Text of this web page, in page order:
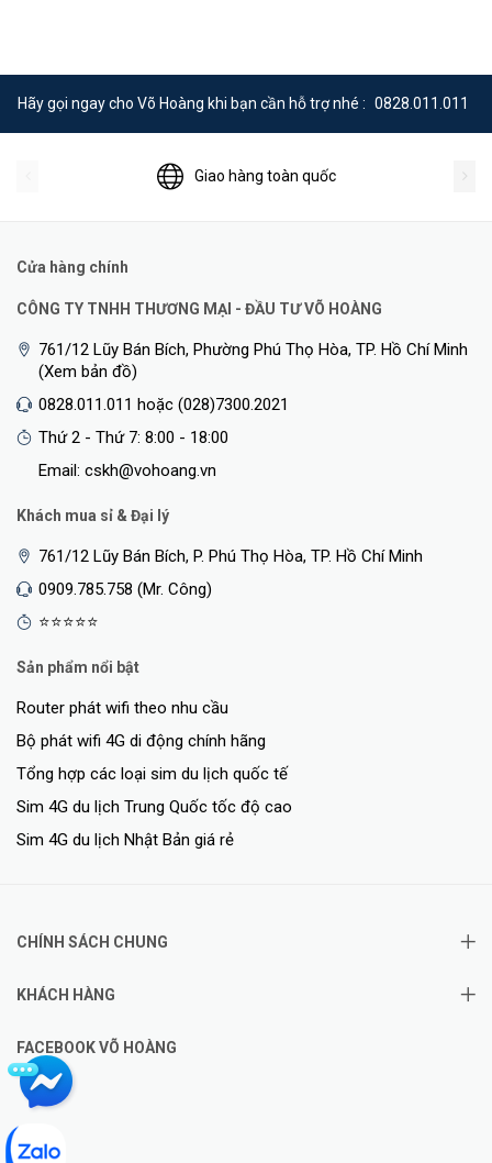
Hãy gọi ngay cho Võ Hoàng khi bạn cần hỗ trợ nhé : 0828.011.011
Giao hàng toàn quốc
Cửa hàng chính
CÔNG TY TNHH THƯƠNG MẠI - ĐẦU TƯ VÕ HOÀNG
761/12 Lũy Bán Bích, Phường Phú Thọ Hòa, TP. Hồ Chí Minh
(Xem bản đồ)
0828.011.011 hoặc (028)7300.2021
Thứ 2 - Thứ 7: 8:00 - 18:00
Email: cskh@vohoang.vn
Khách mua sỉ & Đại lý
761/12 Lũy Bán Bích, P. Phú Thọ Hòa, TP. Hồ Chí Minh
0909.785.758 (Mr. Công)
⭐⭐⭐⭐⭐
Sản phẩm nổi bật
Router phát wifi theo nhu cầu
Bộ phát wifi 4G di động chính hãng
Tổng hợp các loại sim du lịch quốc tế
Sim 4G du lịch Trung Quốc tốc độ cao
Sim 4G du lịch Nhật Bản giá rẻ
CHÍNH SÁCH CHUNG
KHÁCH HÀNG
FACEBOOK VÕ HOÀNG